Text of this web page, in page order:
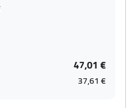
47,01 €
37,61 €